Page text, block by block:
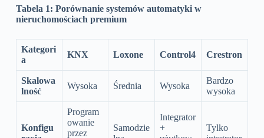
Tabela 1: Porównanie systemów automatyki w
nieruchomościach premium
Kategori
a
KNX Loxone Control4 Crestron
Skalowa
lność
Wysoka Średnia Wysoka
Bardzo
wysoka
Konfigu
Program
owanie
przez
Samodzie
Integrator
+
Tylko